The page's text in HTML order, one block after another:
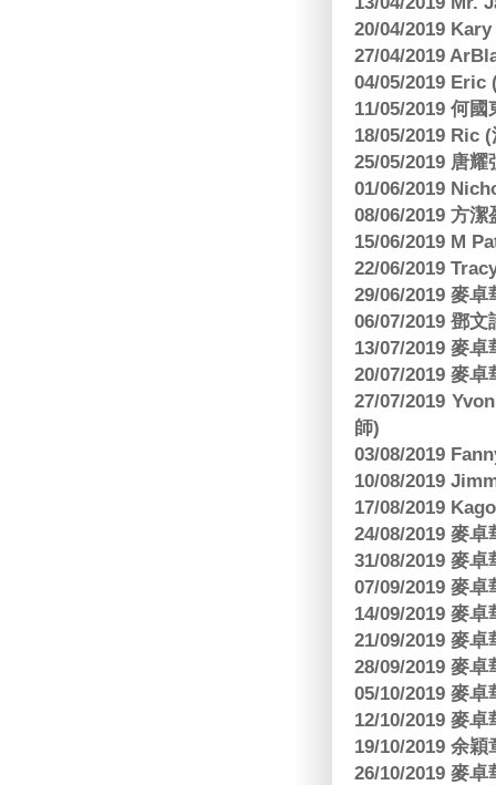
20/04/2019
27/04/2019
04/05/2019 Eric
11/05/2019 何
18/05/2019 Ric
25/05/2019 唐
01/06/2019
08/06/2019 方
15/06/2019 M
22/06/2019
29/06/2019 麥
06/07/2019 鄧
13/07/2019 麥
20/07/2019 麥
27/07/2019
師)
03/08/2019
10/08/2019
17/08/2019
24/08/2019 麥
31/08/2019 麥
07/09/2019 麥
14/09/2019 麥
21/09/2019 麥
28/09/2019 麥
05/10/2019 麥
12/10/2019 麥
19/10/2019 余
26/10/2019 麥